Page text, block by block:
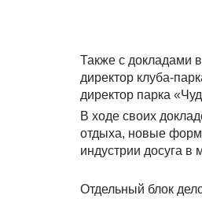
Также с докладами
директор клуба-
директор парка
В ходе своих
отдыха, новые
индустрии досуга в
Отдельный блок